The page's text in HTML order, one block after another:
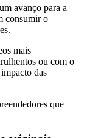
avanço para a
consumir o
mais
ou com o
das
que